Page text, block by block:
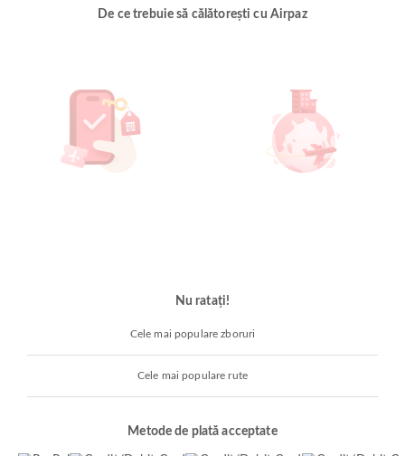
De ce trebuie să călătorești cu Airpaz
Nu ratați!
Cele mai populare zboruri
Cele mai populare rute
Metode de plată acceptate